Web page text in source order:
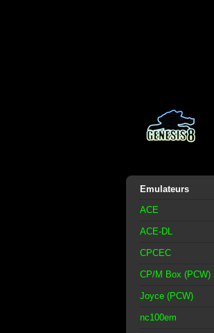
Emulateurs
ACE
ACE-DL
CPCEC
CP/M Box (PCW)
Joyce (PCW)
nc100em